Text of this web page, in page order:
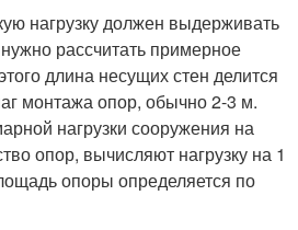
нагрузку должен выдерживать
рассчитать примерное
длина несущих стен делится
монтажа опор, обычно 2-3 м.
нагрузки сооружения на
опор, вычисляют нагрузку на 1
опоры определяется по